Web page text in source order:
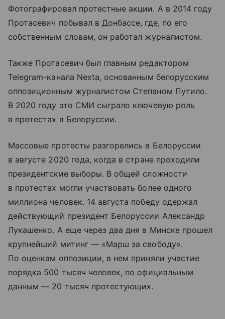
Фотографировал протестные акции. А в 2014 году
Протасевич побывал в Донбассе, где, по его
собственным словам, он работал журналистом.
Также Протасевич был главным редактором
Telegram-канала Nexta, основанным белорусским
оппозиционным журналистом Степаном Путило.
В 2020 году это СМИ сыграло ключевую роль
в протестах в Белоруссии.
Массовые протесты разгорелись в Белоруссии
в августе 2020 года, когда в стране проходили
президентские выборы. В общей сложности
в протестах могли участвовать более одного
миллиона человек. 14 августа победу одержал
действующий президент Белоруссии Александр
Лукашенко. А еще через два дня в Минске прошел
крупнейший митинг — «Марш за свободу».
По оценкам оппозиции, в нем приняли участие
порядка 500 тысяч человек, по официальным
данным — 20 тысяч протестующих.